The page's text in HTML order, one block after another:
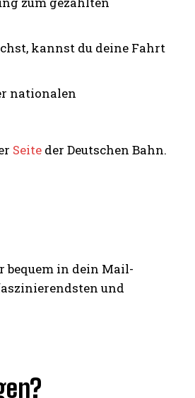
kannst du deine Fahrt
nationalen
Seite der Deutschen Bahn.
bequem in dein Mail-
und